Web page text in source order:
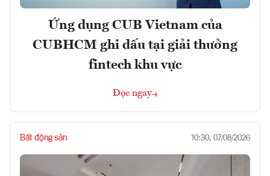
Ứng dụng CUB Vietnam của
CUBHCM ghi dấu tại giải thưởng
fintech khu vực
Đọc ngay
Bất động sản 10:30, 07/08/2026